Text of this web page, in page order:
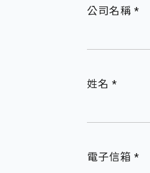
公司名稱 *
姓名 *
電子信箱 *